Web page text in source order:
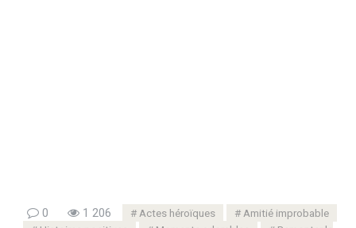
0 1 206 Actes héroïques
Amitié improbable